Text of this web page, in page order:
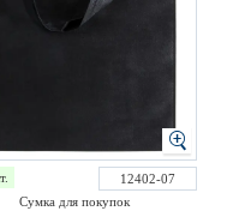
12402-07
Сумка для покупок